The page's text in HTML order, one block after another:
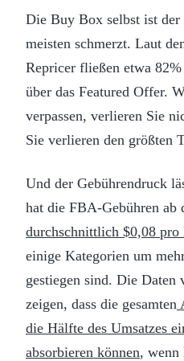
Die Buy Box selbst ist der
meisten schmerzt. Laut
Repricer fließen etwa
über das Featured Offer.
verpassen, verlieren Sie
Sie verlieren den größten
Und der Gebührendruck
hat die FBA-Gebühren ab
durchschnittlich $0,08 pro
einige Kategorien um
gestiegen sind. Die Daten
zeigen, dass die gesamten
die Hälfte des Umsatzes
absorbieren können, wenn